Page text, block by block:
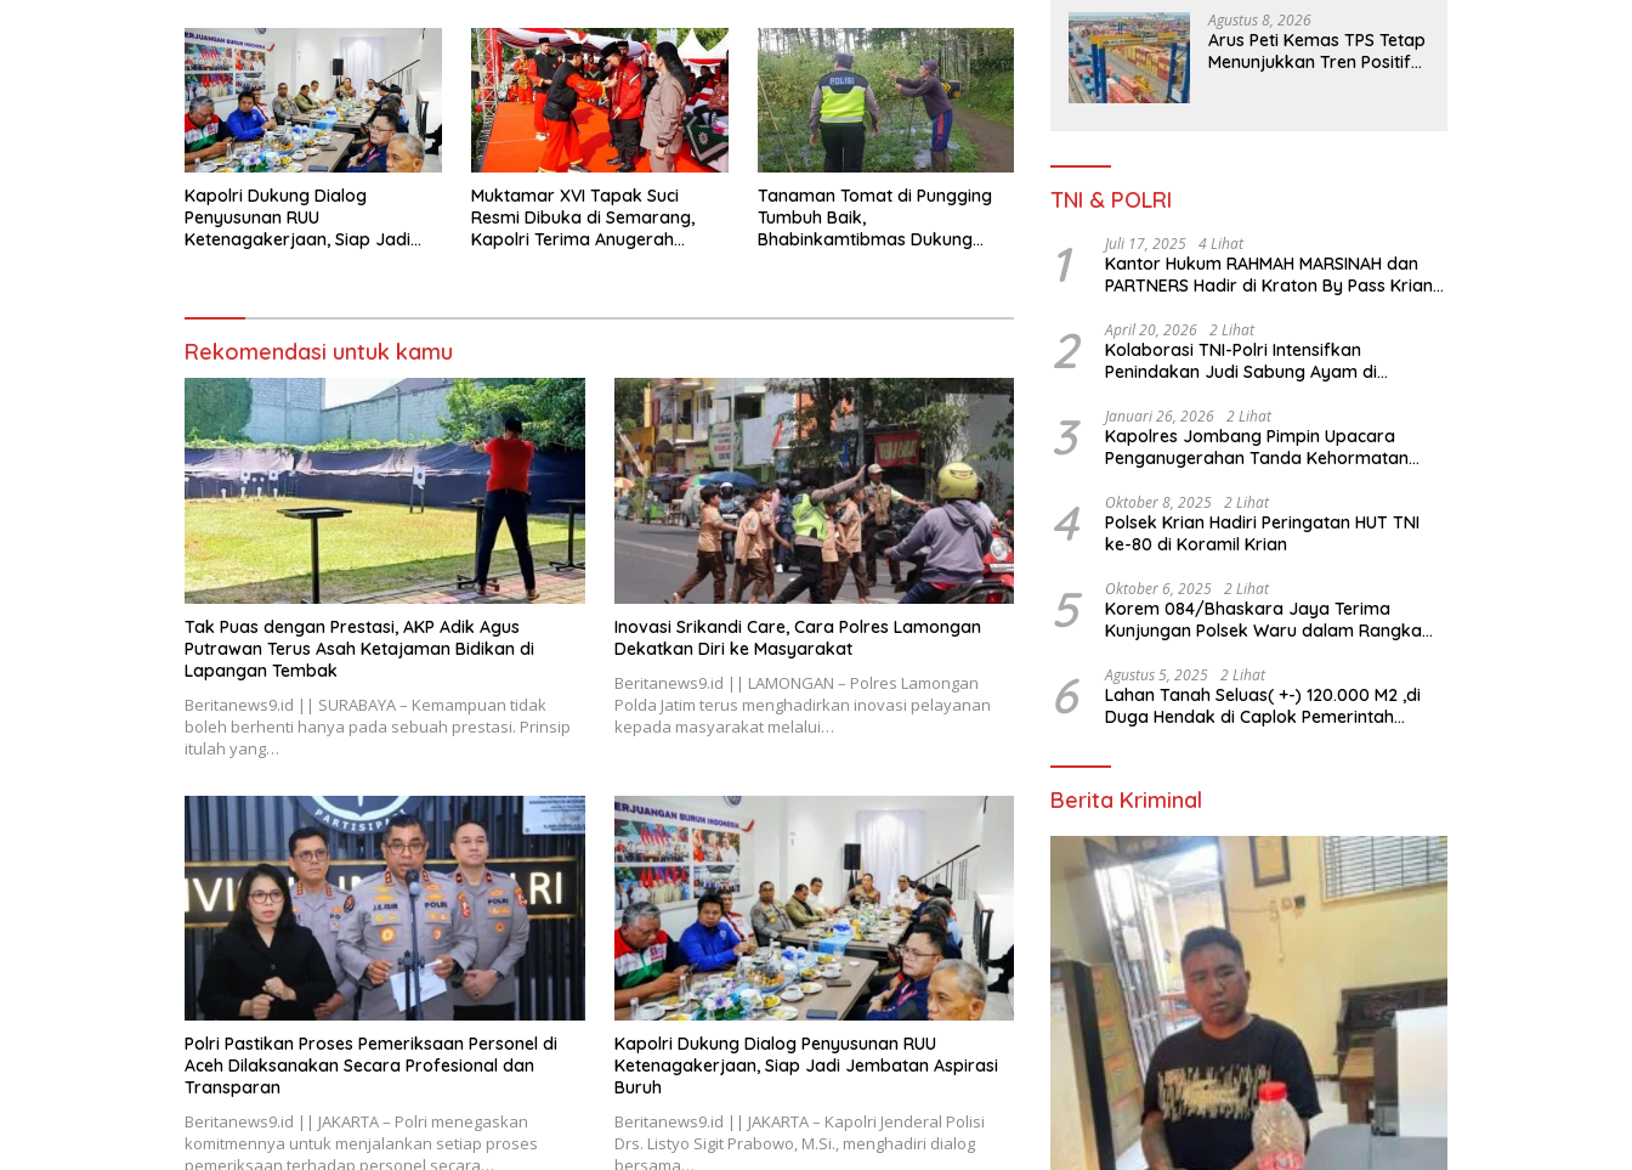
Kapolri Dukung Dialog
Penyusunan RUU
Ketenagakerjaan, Siap Jadi
Muktamar XVI Tapak Suci
Resmi Dibuka di Semarang,
Kapolri Terima Anugerah
Tanaman Tomat di Pungging
Tumbuh Baik,
Bhabinkamtibmas Dukung
Rekomendasi untuk kamu
Tak Puas dengan Prestasi, AKP Adik Agus
Putrawan Terus Asah Ketajaman Bidikan di
Lapangan Tembak
Beritanews9.id || SURABAYA – Kemampuan tidak
boleh berhenti hanya pada sebuah prestasi. Prinsip
itulah yang…
Inovasi Srikandi Care, Cara Polres Lamongan
Dekatkan Diri ke Masyarakat
Beritanews9.id || LAMONGAN – Polres Lamongan
Polda Jatim terus menghadirkan inovasi pelayanan
kepada masyarakat melalui…
Polri Pastikan Proses Pemeriksaan Personel di
Aceh Dilaksanakan Secara Profesional dan
Transparan
Beritanews9.id || JAKARTA – Polri menegaskan
komitmennya untuk menjalankan setiap proses
pemeriksaan terhadap personel secara…
Kapolri Dukung Dialog Penyusunan RUU
Ketenagakerjaan, Siap Jadi Jembatan Aspirasi
Buruh
Beritanews9.id || JAKARTA – Kapolri Jenderal Polisi
Drs. Listyo Sigit Prabowo, M.Si., menghadiri dialog
bersama…
Agustus 8, 2026
Arus Peti Kemas TPS Tetap
Menunjukkan Tren Positif
TNI & POLRI
1 Juli 17, 2025 4 Lihat
Kantor Hukum RAHMAH MARSINAH dan
PARTNERS Hadir di Kraton By Pass Krian
2 April 20, 2026 2 Lihat
Kolaborasi TNI-Polri Intensifkan
Penindakan Judi Sabung Ayam di
3 Januari 26, 2026 2 Lihat
Kapolres Jombang Pimpin Upacara
Penganugerahan Tanda Kehormatan
Polri
4 Oktober 8, 2025 2 Lihat
Polsek Krian Hadiri Peringatan HUT TNI
ke-80 di Koramil Krian
5 Oktober 6, 2025 2 Lihat
Korem 084/Bhaskara Jaya Terima
Kunjungan Polsek Waru dalam Rangka
6 Agustus 5, 2025 2 Lihat
Lahan Tanah Seluas( +-) 120.000 M2 ,di
Duga Hendak di Caplok Pemerintah
Berita Kriminal